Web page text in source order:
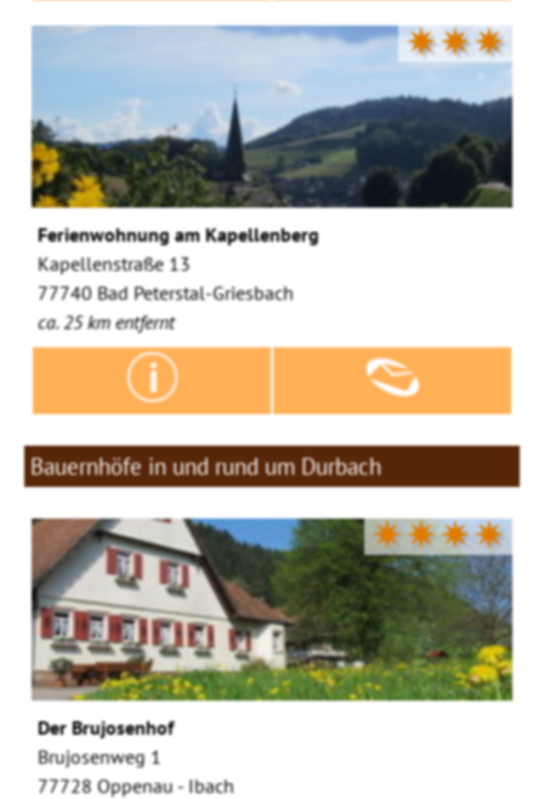
✷✷✷
Ferienwohnung am Kapellenberg
Kapellenstraße 13
77740 Bad Peterstal-Griesbach
ca. 25 km entfernt
Bauernhöfe in und rund um Durbach
✷✷✷✷
Der Brujosenhof
Brujosenweg 1
77728 Oppenau - Ibach